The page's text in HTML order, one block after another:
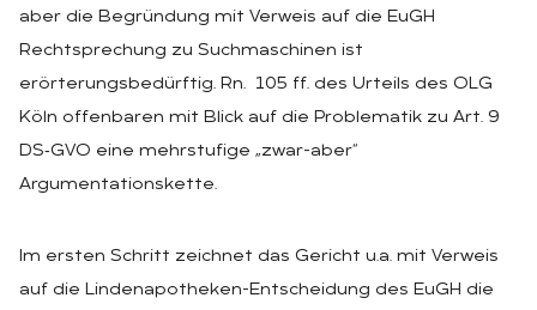
aber die Begründung mit Verweis auf die EuGH
Rechtsprechung zu Suchmaschinen ist
erörterungsbedürftig. Rn. 105 ff. des Urteils des OLG
Köln offenbaren mit Blick auf die Problematik zu Art. 9
DS‑GVO eine mehrstufige „zwar-aber“
Argumentationskette.
Im ersten Schritt zeichnet das Gericht u.a. mit Verweis
auf die Lindenapotheken-Entscheidung des EuGH die